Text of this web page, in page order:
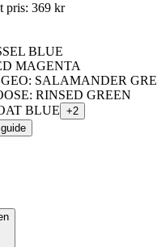
pris: 369 kr
BLUE
MAGENTA
SALAMANDER GRE
RINSED GREEN
BLUE
+2